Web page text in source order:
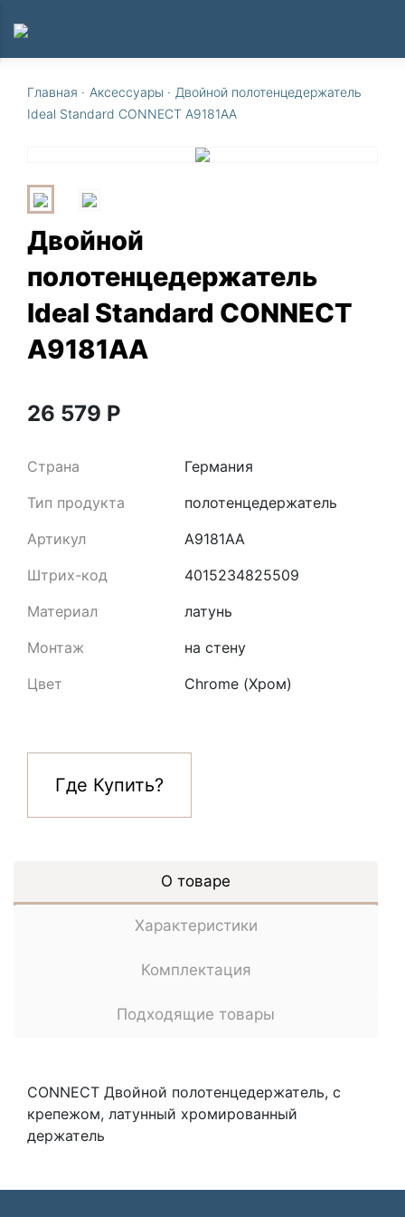
Главная · Аксессуары · Двойной полотенцедержатель
Ideal Standard CONNECT A9181AA
Двойной
полотенцедержатель
Ideal Standard CONNECT
A9181AA
26 579 Р
Страна
Германия
Тип продукта
полотенцедержатель
Артикул
A9181AA
Штрих-код
4015234825509
Материал
латунь
Монтаж
на стену
Цвет
Chrome (Хром)
Где Купить?
О товаре
Характеристики
Комплектация
Подходящие товары
CONNECT Двойной полотенцедержатель, с
крепежом, латунный хромированный
держатель